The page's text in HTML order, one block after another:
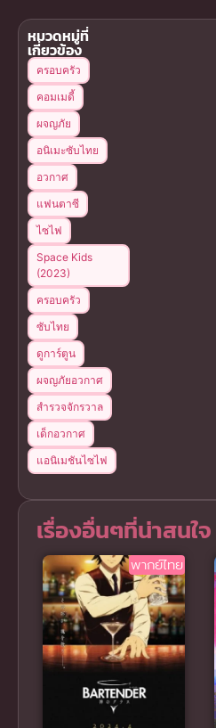
หมวดหมู่ที่
เกี่ยวข้อง
ครอบครัว
คอมเมดี้
ผจญภัย
อนิเมะซับไทย
อวกาศ
แฟนตาซี
ไซไฟ
Space Kids
(2023)
ครอบครัว
ซับไทย
ดูการ์ตูน
ผจญภัยอวกาศ
สำรวจจักรวาล
เด็กอวกาศ
แอนิเมชันไซไฟ
เรื่องอื่นๆที่น่าสนใจ
พากย์ไทย